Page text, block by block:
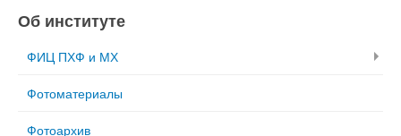
Об институте
ФИЦ ПХФ и МХ
Фотоматериалы
Фотоархив